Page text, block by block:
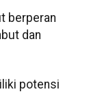
berperan
dan
potensi